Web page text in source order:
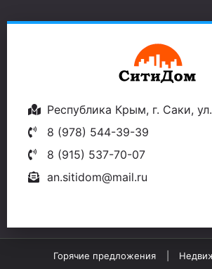
Республика Крым, г. Саки,
8 (978) 544-39-39
8 (915) 537-70-07
an.sitidom@mail.ru
Горячие предложения